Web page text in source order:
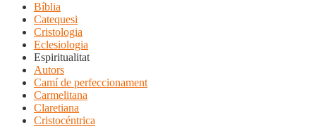
Bíblia
Catequesi
Cristologia
Eclesiologia
Espiritualitat
Autors
Camí de perfeccionament
Carmelitana
Claretiana
Cristocéntrica